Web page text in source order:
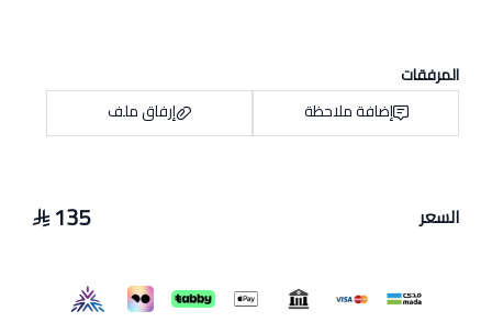
المرفقات
إضافة ملاحظة
إرفاق ملف
السعر 135